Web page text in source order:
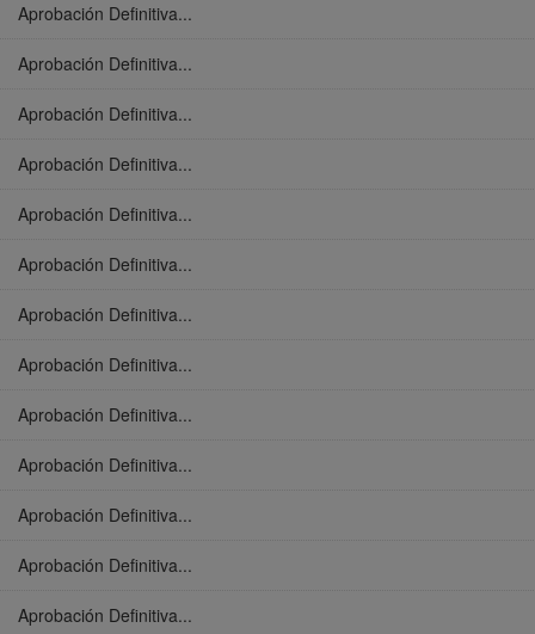
Aprobación Definitiva...
Aprobación Definitiva...
Aprobación Definitiva...
Aprobación Definitiva...
Aprobación Definitiva...
Aprobación Definitiva...
Aprobación Definitiva...
Aprobación Definitiva...
Aprobación Definitiva...
Aprobación Definitiva...
Aprobación Definitiva...
Aprobación Definitiva...
Aprobación Definitiva...